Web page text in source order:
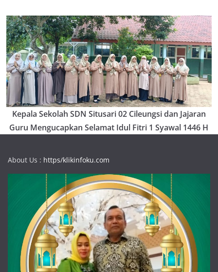
Kepala Sekolah SDN Situsari 02 Cileungsi dan Jajaran
Guru Mengucapkan Selamat Idul Fitri 1 Syawal 1446 H
About Us : https/klikinfoku.com